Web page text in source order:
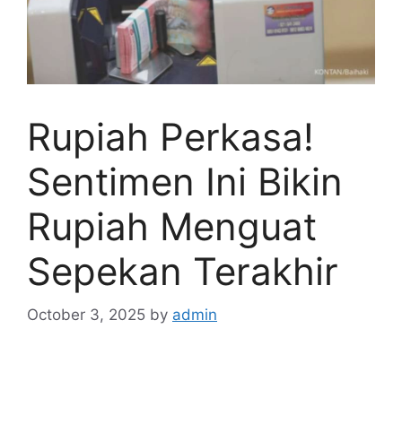
Rupiah Perkasa!
Sentimen Ini Bikin
Rupiah Menguat
Sepekan Terakhir
October 3, 2025 by admin